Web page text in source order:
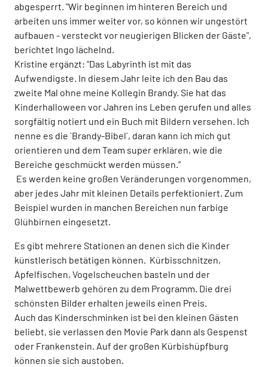
abgesperrt. "Wir beginnen im hinteren Bereich und
arbeiten uns immer weiter vor, so können wir ungestört
aufbauen - versteckt vor neugierigen Blicken der Gäste",
berichtet Ingo lächelnd.
Kristine ergänzt: "Das Labyrinth ist mit das
Aufwendigste. In diesem Jahr leite ich den Bau das
zweite Mal ohne meine Kollegin Brandy. Sie hat das
Kinderhalloween vor Jahren ins Leben gerufen und alles
sorgfältig notiert und ein Buch mit Bildern versehen. Ich
nenne es die `Brandy-Bibel´, daran kann ich mich gut
orientieren und dem Team super erklären, wie die
Bereiche geschmückt werden müssen.“
Es werden keine großen Veränderungen vorgenommen,
aber jedes Jahr mit kleinen Details perfektioniert. Zum
Beispiel wurden in manchen Bereichen nun farbige
Glühbirnen eingesetzt.
Es gibt mehrere Stationen an denen sich die Kinder
künstlerisch betätigen können. Kürbisschnitzen,
Apfelfischen, Vogelscheuchen basteln und der
Malwettbewerb gehören zu dem Programm. Die drei
schönsten Bilder erhalten jeweils einen Preis.
Auch das Kinderschminken ist bei den kleinen Gästen
beliebt, sie verlassen den Movie Park dann als Gespenst
oder Frankenstein. Auf der großen Kürbishüpfburg
können sie sich austoben.